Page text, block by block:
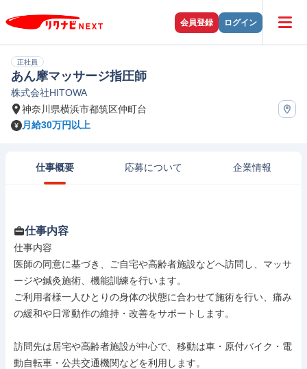
会員登録 ログイン
正社員
あん摩マッサージ指圧師
株式会社HITOWA
神奈川県横浜市都筑区仲町台
月給30万円以上
仕事概要 応募について 企業情報
仕事内容
仕事内容
医師の同意に基づき、ご自宅や高齢者施設などへ訪問し、マッサ
ージや鍼灸施術、機能訓練を行います。
ご利用者様一人ひとりの身体の状態に合わせて施術を行い、痛み
の緩和や日常動作の維持・改善をサポートします。
訪問先は居宅や高齢者施設が中心で、移動は車・原付バイク・電
動自転車・公共交通機関などを利用します。